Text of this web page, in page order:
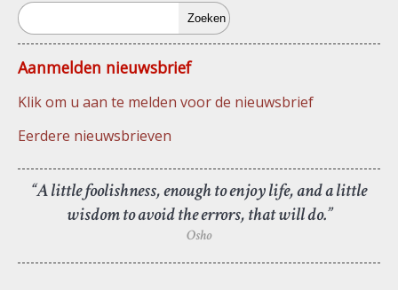
Zoeken
Aanmelden nieuwsbrief
Klik om u aan te melden voor de nieuwsbrief
Eerdere nieuwsbrieven
“A little foolishness, enough to enjoy life, and a little
wisdom to avoid the errors, that will do.”
Osho